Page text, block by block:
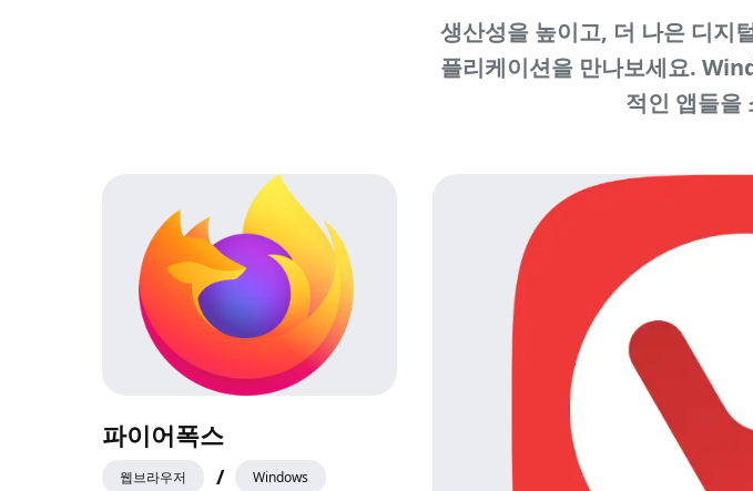
생산성을 높이고, 더 나은 디지
플리케이션을 만나보세요.
적인 앱들을
파이어폭스
웹브라우저 / Windows